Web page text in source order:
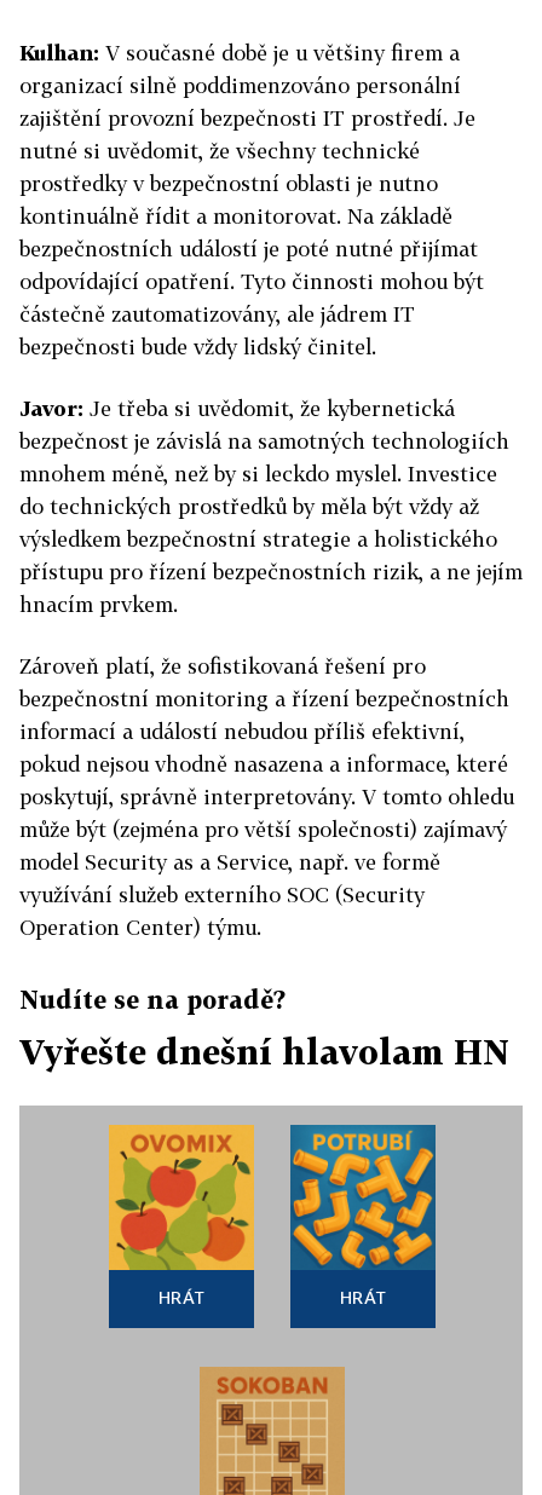
Kulhan: V současné době je u většiny firem a
organizací silně poddimenzováno personální
zajištění provozní bezpečnosti IT prostředí. Je
nutné si uvědomit, že všechny technické
prostředky v bezpečnostní oblasti je nutno
kontinuálně řídit a monitorovat. Na základě
bezpečnostních událostí je poté nutné přijímat
odpovídající opatření. Tyto činnosti mohou být
částečně zautomatizovány, ale jádrem IT
bezpečnosti bude vždy lidský činitel.
Javor: Je třeba si uvědomit, že kybernetická
bezpečnost je závislá na samotných technologiích
mnohem méně, než by si leckdo myslel. Investice
do technických prostředků by měla být vždy až
výsledkem bezpečnostní strategie a holistického
přístupu pro řízení bezpečnostních rizik, a ne jejím
hnacím prvkem.
Zároveň platí, že sofistikovaná řešení pro
bezpečnostní monitoring a řízení bezpečnostních
informací a událostí nebudou příliš efektivní,
pokud nejsou vhodně nasazena a informace, které
poskytují, správně interpretovány. V tomto ohledu
může být (zejména pro větší společnosti) zajímavý
model Security as a Service, např. ve formě
využívání služeb externího SOC (Security
Operation Center) týmu.
Nudíte se na poradě?
Vyřešte dnešní hlavolam HN
HRÁT HRÁT